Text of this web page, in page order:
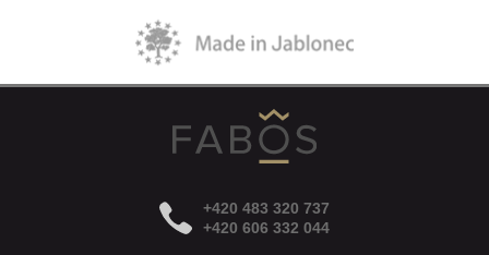
+420 483 320 737
+420 606 332 044